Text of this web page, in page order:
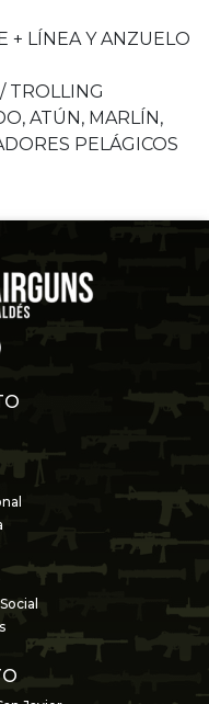
+ LÍNEA Y ANZUELO
TROLLING
ATÚN, MARLÍN,
PELÁGICOS